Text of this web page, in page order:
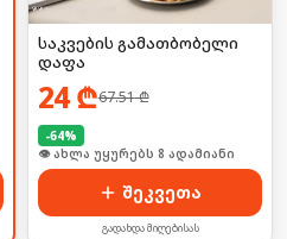
საკვების გამათბობელი
დაფა
24₾67.51₾
-64%
🛒 ბოლო 24სთ-ში იყიდა 12-მა
შეკვეთა
გადახდა მიღებისას